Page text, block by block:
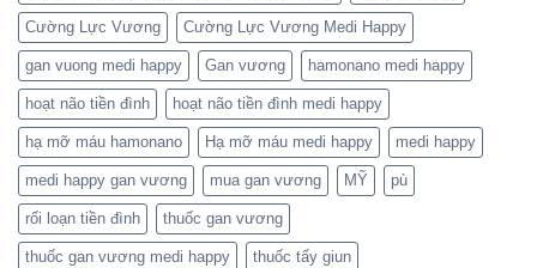
Cường Lực Vương Cường Lực Vương Medi Happy
gan vuong medi happy Gan vương hamonano medi happy
hoạt não tiền đình hoạt não tiền đình medi happy
hạ mỡ máu hamonano Hạ mỡ máu medi happy medi happy
medi happy gan vương mua gan vương MỸ pù
rối loạn tiền đình thuốc gan vương
thuốc gan vương medi happy thuốc tẩy giun